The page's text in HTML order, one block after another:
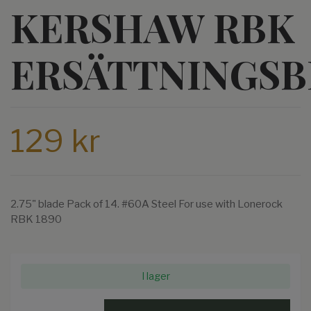
KERSHAW RBK
129 kr
2.75" blade Pack of 14. #60A Steel For use with Lonerock
RBK 1890
I lager